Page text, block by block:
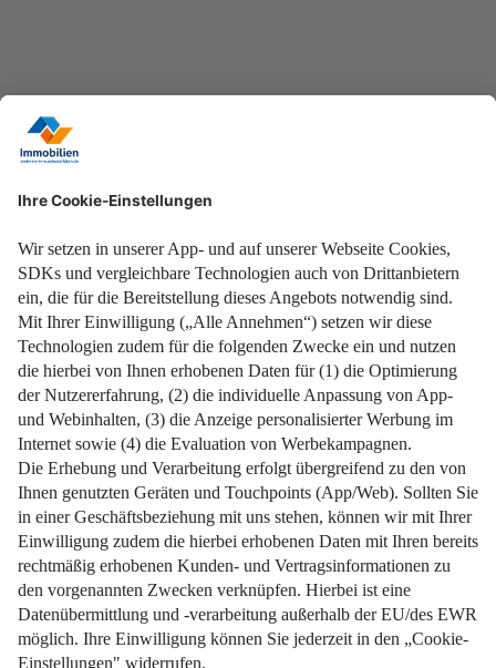
Jetzt informieren!
28. Januar 2025
Impressum Datenschutz Nutzungsbedingungen
Pflichtinformationen